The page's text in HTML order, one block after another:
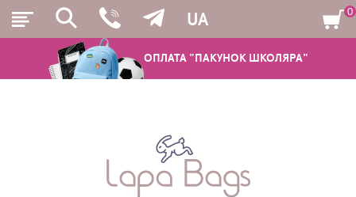
ОПЛАТА "ПАКУНОК ШКОЛЯРА"
UA
ШКІЛЬНІ РЮКЗАКИ ТА РАНЦІ
0